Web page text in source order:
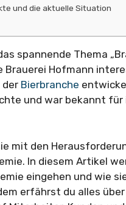
und die aktuelle Situation
spannende Thema
Brauerei Hofmann
der Bierbranche
und war bekannt
mit den
In diesem Artikel
eingehen und wie
erfährst du alles